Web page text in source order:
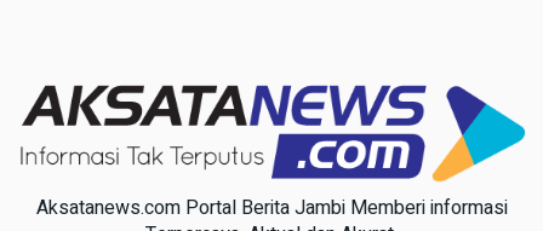
Aksatanews.com Portal Berita Jambi Memberi informasi